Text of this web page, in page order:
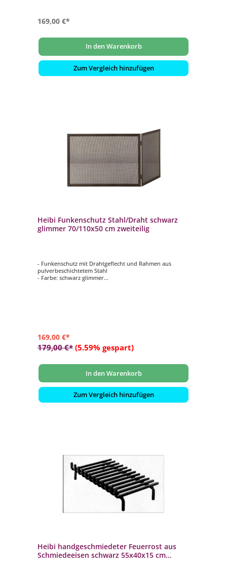
169,00 €*
In den Warenkorb
Zum Vergleich hinzufügen
Heibi Funkenschutz Stahl/Draht schwarz
glimmer 70/110x50 cm zweiteilig
- Funkenschutz mit Drahtgeflecht und Rahmen aus
pulverbeschichtetem Stahl
- Farbe: schwarz glimmer
169,00 €*
179,00 €* (5.59% gespart)
In den Warenkorb
Zum Vergleich hinzufügen
Heibi handgeschmiedeter Feuerrost aus
Schmiedeeisen schwarz 55x40x15 cm